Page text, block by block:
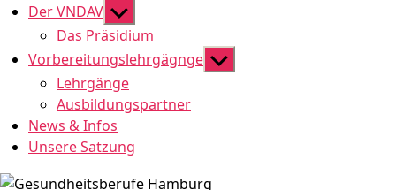
Der VNDAV Untermenü
anzeigen
Das Präsidium
Vorbereitungslehrgägnge Untermenü
Lehrgänge
Ausbildungspartner
News & Infos
Unsere Satzung